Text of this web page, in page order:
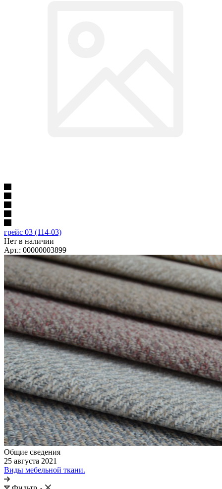
грейс 03 (114-03)
Нет в наличии
Арт.: 00000003899
Общие сведения
25 августа 2021
Виды мебельной ткани.